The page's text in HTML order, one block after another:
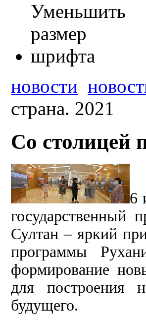
новости
страна. 2021
Со столицей
6
государственный
Султан – яркий
программы
формирование
для построения
будущего.